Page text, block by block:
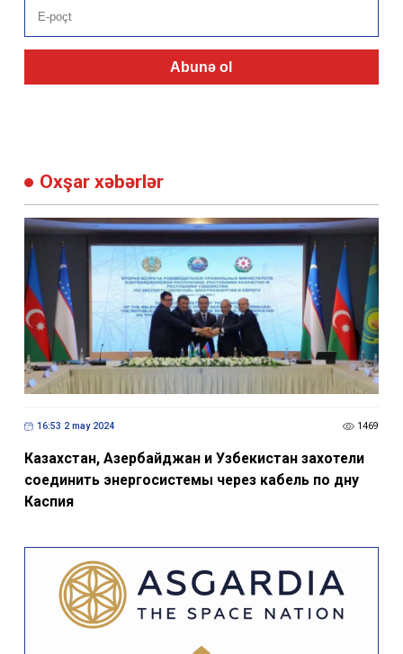
Abunə ol
Oxşar xəbərlər
16:53 2 may 2024 1469
Казахстан, Азербайджан и Узбекистан захотели
соединить энергосистемы через кабель по дну
Каспия